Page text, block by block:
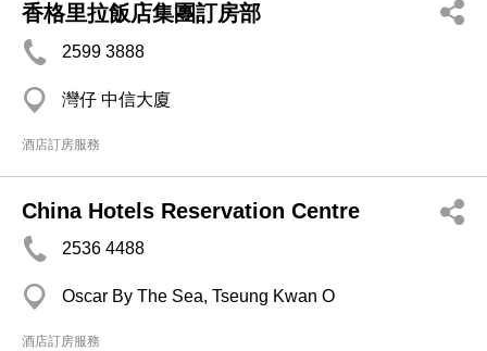
香格里拉飯店集團訂房部
2599 3888
灣仔 中信大廈
酒店訂房服務
China Hotels Reservation Centre
2536 4488
Oscar By The Sea, Tseung Kwan O
酒店訂房服務